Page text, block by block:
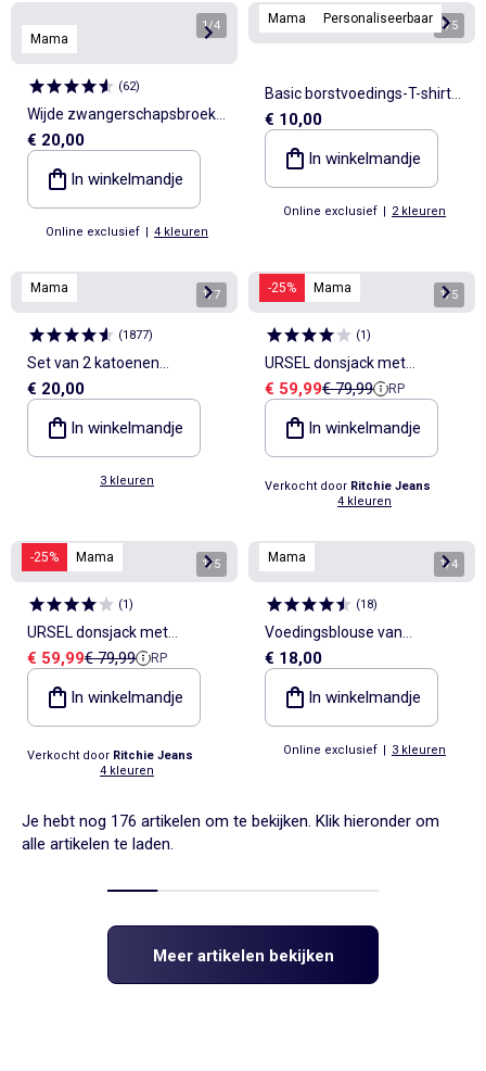
Mama
1/4
(62)
Wijde zwangerschapsbroek
van linnenmix
€ 20,00
In winkelmandje
Online exclusief | 4 kleuren
Mama Personaliseerbaar 1/5
Basic borstvoedings-T-shirt
met korte mouw
€ 10,00
In winkelmandje
Online exclusief | 2 kleuren
Mama 1/7
(1877)
Set van 2 katoenen
borstvoedingbeha's
€ 20,00
In winkelmandje
3 kleuren
-25% Mama 1/5
(1)
URSEL donsjack met
capuchon
Verkoopprijs
€ 59,99Referentieprijs
€ 79,99 RP
In winkelmandje
Verkocht door Ritchie Jeans
4 kleuren
-25% Mama 1/5
(1)
URSEL donsjack met
capuchon
Verkoopprijs
€ 59,99Referentieprijs
€ 79,99 RP
In winkelmandje
Verkocht door Ritchie Jeans
4 kleuren
Mama 1/4
(18)
Voedingsblouse van
linnenmix
€ 18,00
In winkelmandje
Online exclusief | 3 kleuren
Je hebt nog 176 artikelen om te bekijken. Klik hieronder om
alle artikelen te laden.
Meer artikelen bekijken